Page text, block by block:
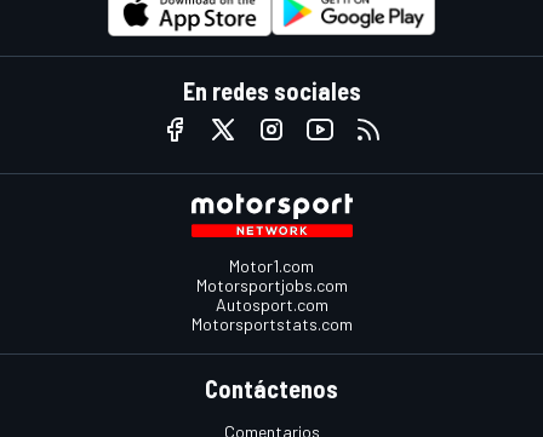
En redes sociales
Motor1.com
Motorsportjobs.com
Autosport.com
Motorsportstats.com
Contáctenos
Comentarios